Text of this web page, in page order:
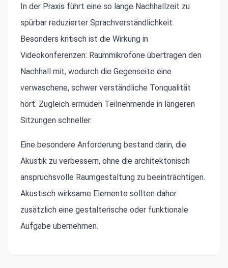
In der Praxis führt eine so lange Nachhallzeit zu
spürbar reduzierter Sprachverständlichkeit.
Besonders kritisch ist die Wirkung in
Videokonferenzen: Raummikrofone übertragen den
Nachhall mit, wodurch die Gegenseite eine
verwaschene, schwer verständliche Tonqualität
hört. Zugleich ermüden Teilnehmende in längeren
Sitzungen schneller.
Eine besondere Anforderung bestand darin, die
Akustik zu verbessern, ohne die architektonisch
anspruchsvolle Raumgestaltung zu beeinträchtigen.
Akustisch wirksame Elemente sollten daher
zusätzlich eine gestalterische oder funktionale
Aufgabe übernehmen.